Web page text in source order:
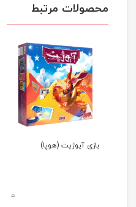
محصولات مرتبط
بازی آیوژیت (هوپا)
0